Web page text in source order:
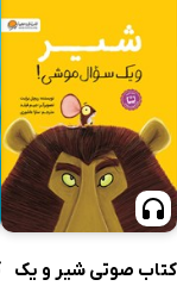
کتاب صوتی شیر و یک